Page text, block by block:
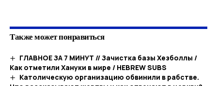
Также может понравиться
ГЛАВНОЕ ЗА 7 МИНУТ // Зачистка базы Хезболлы /
Как отметили Хануки в мире / HEBREW SUBS
Католическую организацию обвинили в рабстве.